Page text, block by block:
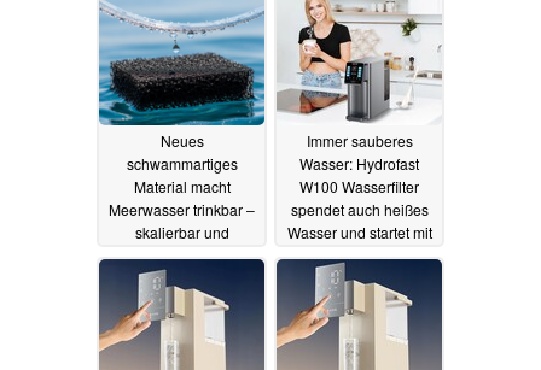
Neues
schwammartiges
Material macht
Meerwasser trinkbar –
skalierbar und
solarbetrieben
08.07.2025
Immer sauberes
Wasser: Hydrofast
W100 Wasserfilter
spendet auch heißes
Wasser und startet mit
Rabatt (Ad)27.06.2025